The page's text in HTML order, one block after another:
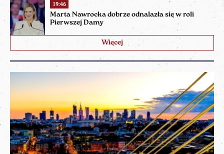
19:46
Marta Nawrocka dobrze odnalazła się w roli
Pierwszej Damy
Więcej